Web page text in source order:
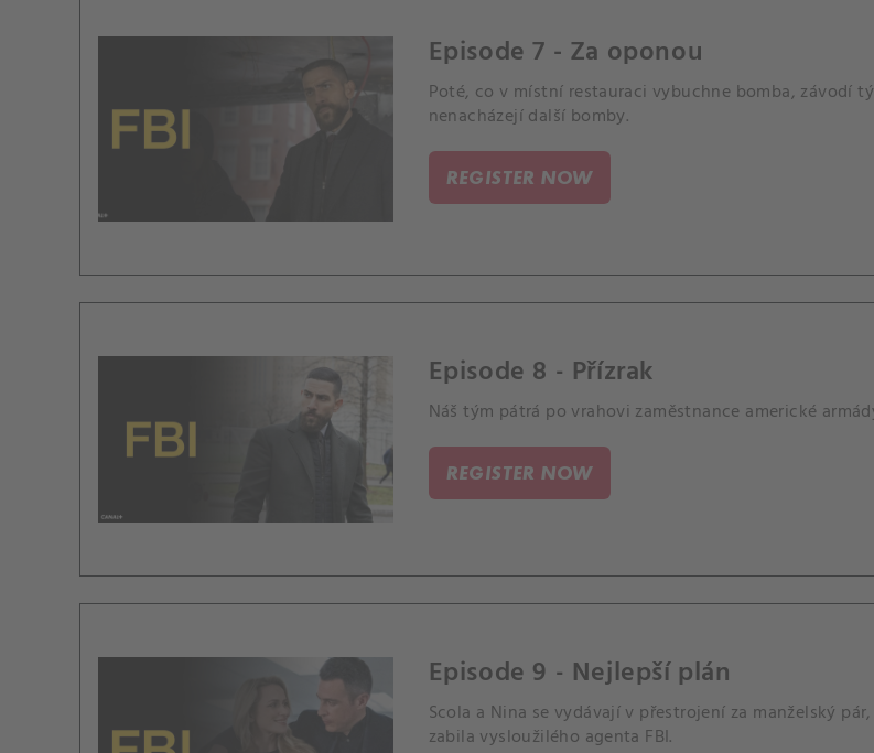
Episode 7 - Za oponou
Poté, co v místní restauraci vybuchne bomba, závodí
nenacházejí další bomby.
REGISTER NOW
Episode 8 - Přízrak
Náš tým pátrá po vrahovi zaměstnance americké
REGISTER NOW
Episode 9 - Nejlepší plán
Scola a Nina se vydávají v přestrojení za manželský
zabila vysloužilého agenta FBI.